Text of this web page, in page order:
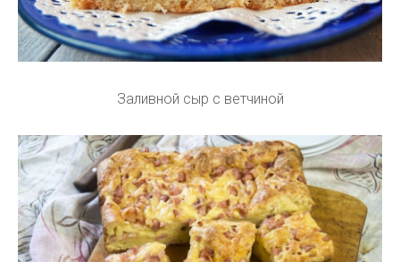
Заливной сыр с ветчиной